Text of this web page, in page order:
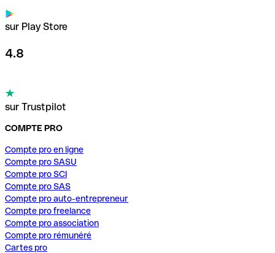
sur Play Store
4.8
sur Trustpilot
COMPTE PRO
Compte pro en ligne
Compte pro SASU
Compte pro SCI
Compte pro SAS
Compte pro auto-entrepreneur
Compte pro freelance
Compte pro association
Compte pro rémunéré
Cartes pro